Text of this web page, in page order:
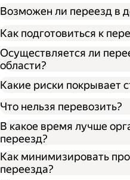
Возможен ли переезд в
Как подготовиться к
Осуществляется ли
области?
Какие риски покрывает
Что нельзя перевозить?
В какое время лучше
переезд?
Как минимизировать
переезда?